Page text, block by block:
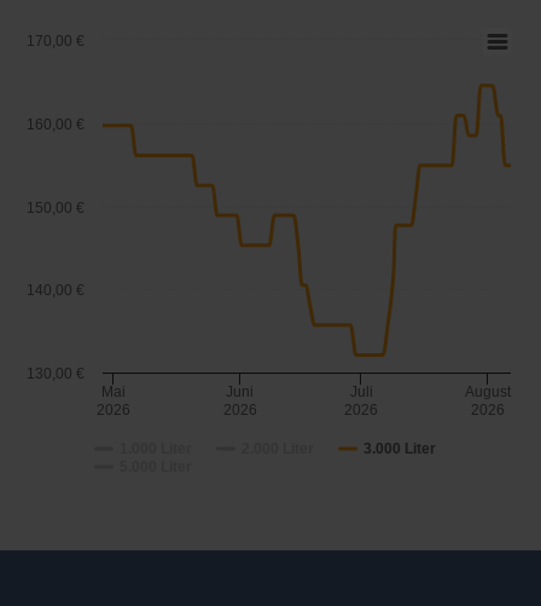
3.000 Liter
Mai
2026
Juni
2026
Juli
2026
August
2026
130,00 €
140,00 €
150,00 €
160,00 €
170,00 €